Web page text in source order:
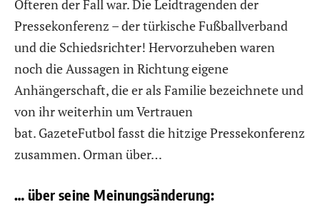
Öfteren der Fall war. Die Leidtragenden der
Pressekonferenz – der türkische Fußballverband
und die Schiedsrichter! Hervorzuheben waren
noch die Aussagen in Richtung eigene
Anhängerschaft, die er als Familie bezeichnete und
von ihr weiterhin um Vertrauen
bat. GazeteFutbol fasst die hitzige Pressekonferenz
zusammen. Orman über…
… über seine Meinungsänderung: